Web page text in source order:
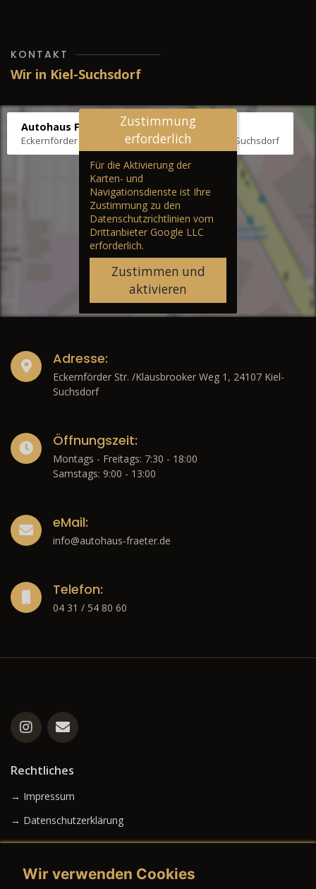
KONTAKT
Wir in Kiel-Suchsdorf
Autohaus Fräter
Eckernförder Str. /Klausbrooker Weg 1, 24107 Kiel-Suchsdorf
Zustimmung
erforderlich
Für die Aktivierung der
Karten- und
Navigationsdienste ist Ihre
Zustimmung zu den
Datenschutzrichtlinien vom
Drittanbieter Google LLC
erforderlich.
Zustimmen und
aktivieren
Adresse:
Eckernförder Str. /Klausbrooker Weg 1, 24107 Kiel-
Suchsdorf
Öffnungszeit:
Montags - Freitags: 7:30 - 18:00
Samstags: 9:00 - 13:00
eMail:
info@autohaus-fraeter.de
Telefon:
04 31 / 54 80 60
Rechtliches
→ Impressum
→ Datenschutzerklärung
Wir verwenden Cookies